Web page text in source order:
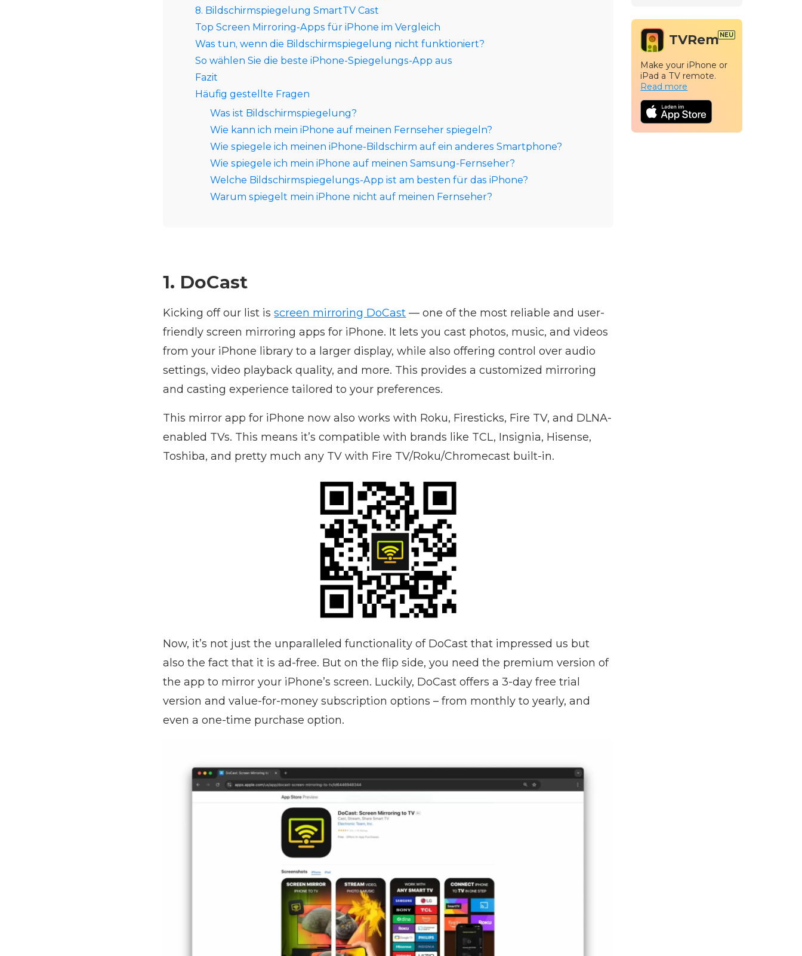
8. Bildschirmspiegelung SmartTV Cast
Top Screen Mirroring-Apps für iPhone im Vergleich
Was tun, wenn die Bildschirmspiegelung nicht funktioniert?
So wählen Sie die beste iPhone-Spiegelungs-App aus
Fazit
Häufig gestellte Fragen
Was ist Bildschirmspiegelung?
Wie kann ich mein iPhone auf meinen Fernseher spiegeln?
Wie spiegele ich meinen iPhone-Bildschirm auf ein anderes Smartphone?
Wie spiegele ich mein iPhone auf meinen Samsung-Fernseher?
Welche Bildschirmspiegelungs-App ist am besten für das iPhone?
Warum spiegelt mein iPhone nicht auf meinen Fernseher?
1. DoCast
Kicking off our list isscreen mirroring DoCast — one of the most reliable and user-
friendly screen mirroring apps for iPhone. It lets you cast photos, music, and videos
from your iPhone library to a larger display, while also offering control over audio
settings, video playback quality, and more. This provides a customized mirroring
and casting experience tailored to your preferences.
This mirror app for iPhone now also works with Roku, Firesticks, Fire TV, and DLNA-
enabled TVs. This means it’s compatible with brands like TCL, Insignia, Hisense,
Toshiba, and pretty much any TV with Fire TV/Roku/Chromecast built-in.
Now, it’s not just the unparalleled functionality of DoCast that impressed us but
also the fact that it is ad-free. But on the flip side, you need the premium version of
the app to mirror your iPhone’s screen. Luckily, DoCast offers a 3-day free trial
version and value-for-money subscription options – from monthly to yearly, and
even a one-time purchase option.
TVRem
Make your iPhone or
iPad a TV remote.
Read more